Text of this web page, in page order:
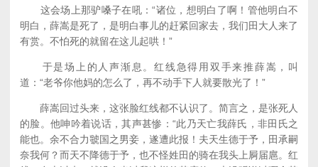
这会场上那驴嗓子在吼：“诸位，想明白了啊！管他明白不
明白，薛嵩是死了，是明白事儿的赶紧回家去，我们田大人来了
有赏。不怕死的就留在这儿起哄！”
于是场上的人声渐息。红线急得用双手来推薛嵩，叫
道：“老爷你他妈的怎么了，再不动手下人就要散光了！”
薛嵩回过头来，这张脸红线都不认识了。简言之，是张死人
的脸。他呻吟着说话，其声甚惨：“此乃天亡我薛氏，非田氏之
能也。余不合力虢国之男妾，遂遭此报！夫天生德于予，田承嗣
奈我何？而天不降德于予，也不怪姓田的骑在我头上屙届扈。红